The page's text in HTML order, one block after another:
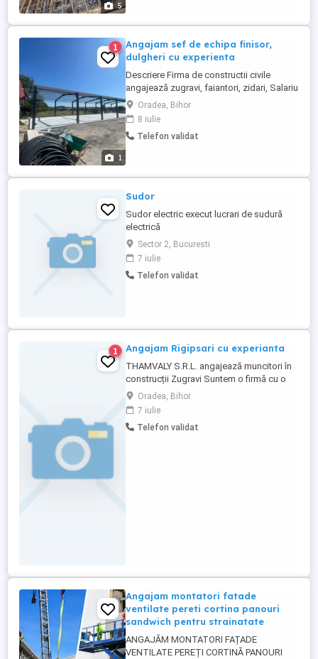
5
1
1
Angajam sef de echipa finisor,
dulgheri cu experienta
Descriere Firma de constructii civile
angajează zugravi, faiantori, zidari, Salariu
motivant Carte de munca Program luni -
vineri, Sambata se lucreaza optional, fiind
platita suplimentar. Dispunem de masina
de serviciu și toate uneltele necesare pt a
Oradea, Bihor
8 iulie
Telefon validat
Sudor
Sudor electric execut lucrari de sudură
electrică
Sector 2, Bucuresti
7 iulie
Telefon validat
1 Angajam Rigipsari cu experianta
THAMVALY S.R.L. angajează muncitori în
construcții Zugravi Suntem o firmă cu o
experiență solidă de peste 10 ani în
domeniul construcțiilor, specializată în
amenajări interioare, finisaje și montaj
gips-carton. Căutăm colegi serioși,
Oradea, Bihor
7 iulie
Telefon validat
Angajam montatori fatade
ventilate pereti cortina panouri
sandwich pentru strainatate
ANGAJĂM MONTATORI FAȚADE
VENTILATE PEREȚI CORTINĂ PANOURI